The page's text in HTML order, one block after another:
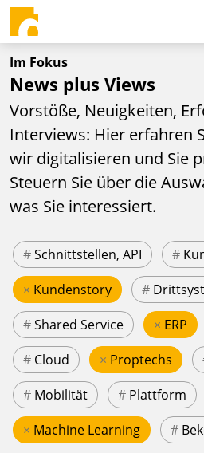
Im Fokus
News plus Views
Vorstöße, Neuigkeiten,
Interviews: Hier erfahren
wir digitalisieren und Sie
Steuern Sie über die
was Sie interessiert.
#Schnittstellen, API #
× Kundenstory #
#Shared Service × ERP
# Cloud × Proptechs
# Mobilität # Plattform
× Machine Learning #